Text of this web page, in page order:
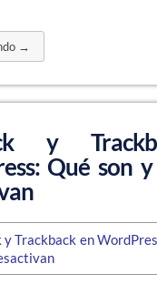
→
y
Qué son